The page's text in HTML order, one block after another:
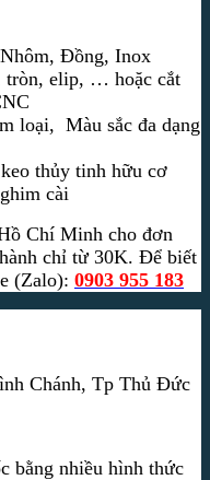
Đồng, Inox
tròn, elip, … hoặc cắt
loại, Màu sắc đa dạng
thủy tinh hữu cơ
cài
Chí Minh cho đơn
chỉ từ 30K. Để biết
(Zalo): 0903 955 183
Chánh, Tp Thủ Đức
bằng nhiều hình thức